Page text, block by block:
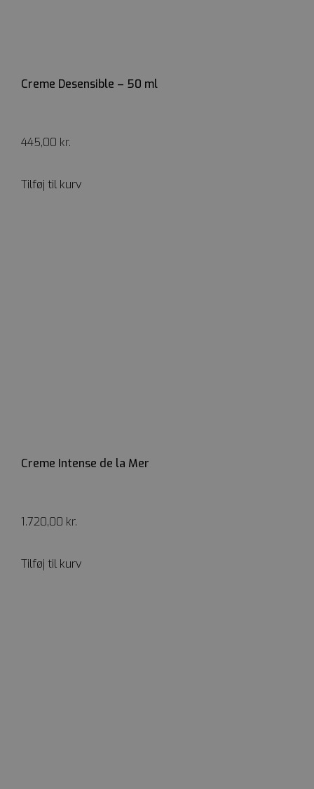
Creme Desensible – 50 ml
445,00 kr.
Tilføj til kurv
Creme Intense de la Mer
1.720,00 kr.
Tilføj til kurv